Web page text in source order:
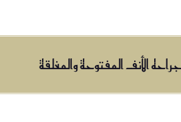
الأنف المفتوحة والمغلقة